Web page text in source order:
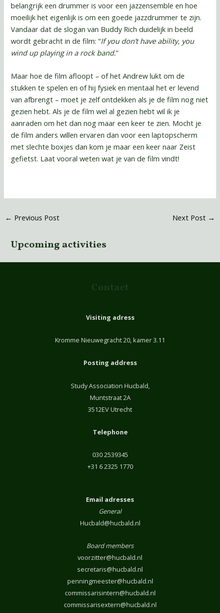
belangrijk een drummer is voor een jazzensemble en hoe
moeilijk het eigenlijk is om een goede jazzdrummer te zijn.
Vandaar dat de slogan van Buddy Rich duidelijk in beeld
wordt gebracht in de film: “If you don’t have ability, you
wind up playing in a rock band.”
Maar hoe de film afloopt – of het Andrew lukt om de
stukken te spelen en of hij fysiek en mentaal het er levend
van afbrengt – moet je zelf ontdekken als je de film nog niet
gezien hebt. Als je de film wel al gezien hebt wil ik je
aanraden om het dan nog maar een keer te zien. Mocht je
de film anders willen ervaren dan voor een laptopscherm
met slechte boxjes dan kom je maar een keer naar Zeist
gefietst. Laat vooral weten wat je van de film vindt!
← Previous Post Next Post →
Upcoming activities
Contact
Visiting adress
Kromme Nieuwegracht 20, kamer 3.11
Posting address
Study Association Hucbald,
Muntstraat 2A
3512EV Utrecht
Telephone
030 2539345
+31 6 2325 1770
Email adresses
General
Hucbald@hucbald.nl
Board members
voorzitter@hucbald.nl
secretaris@hucbald.nl
penningmeester@hucbald.nl
commissarisintern@hucbald.nl
commissarisextern@hucbald.nl